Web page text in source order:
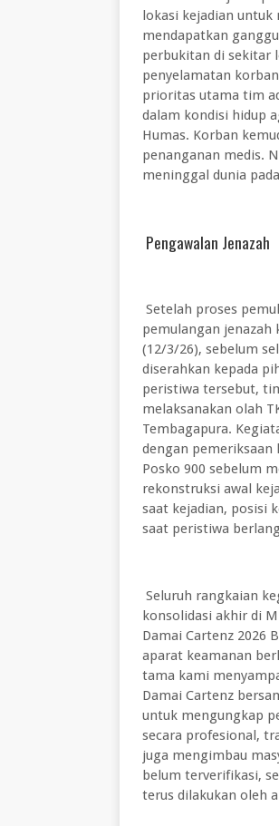
lokasi kejadian untuk
mendapatkan
perbukitan di sekitar
penyelamatan
prioritas utama tim
dalam kondisi hidup
Humas. Korban
penanganan medis.
meninggal dunia
Pengawalan Jenazah
Setelah proses
pemulangan jenazah
(12/3/26), sebelum
diserahkan kepada
peristiwa tersebut,
melaksanakan olah
Tembagapura.
dengan pemeriksaan
Posko 900 sebelum
rekonstruksi awal
saat kejadian, posisi
saat peristiwa
Seluruh rangkaian
konsolidasi akhir di
Damai Cartenz 2026
aparat keamanan
tama kami
Damai Cartenz
untuk mengungkap
secara profesional,
juga mengimbau
belum terverifikasi,
terus dilakukan oleh